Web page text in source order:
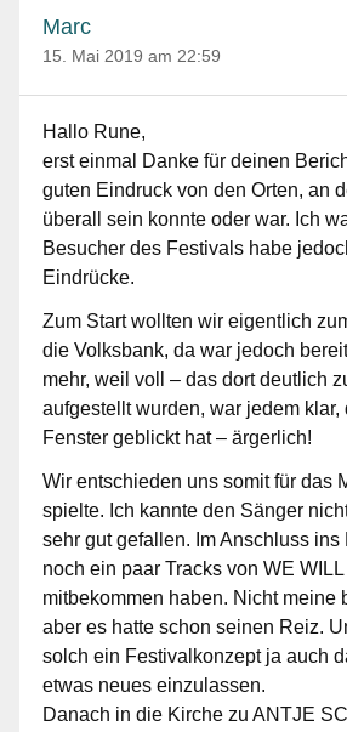
Marc
15. Mai 2019 am 22:59
Hallo Rune,
erst einmal Danke für deinen
guten Eindruck von den Orten, an
überall sein konnte oder war. Ich
Besucher des Festivals habe
Eindrücke.
Zum Start wollten wir eigentlich
die Volksbank, da war jedoch
mehr, weil voll – das dort deutlich
aufgestellt wurden, war jedem klar,
Fenster geblickt hat – ärgerlich!
Wir entschieden uns somit für das
spielte. Ich kannte den Sänger
sehr gut gefallen. Im Anschluss ins
noch ein paar Tracks von WE
mitbekommen haben. Nicht meine
aber es hatte schon seinen Reiz.
solch ein Festivalkonzept ja auch
etwas neues einzulassen.
Danach in die Kirche zu ANTJE